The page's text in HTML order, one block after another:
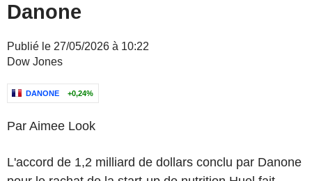
Danone
Publié le 27/05/2026 à 10:22
Dow Jones
DANONE +0,24%
Par Aimee Look
L'accord de 1,2 milliard de dollars conclu par Danone